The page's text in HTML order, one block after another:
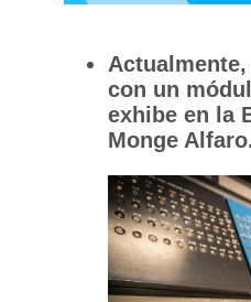
con un
exhibe en la
Monge